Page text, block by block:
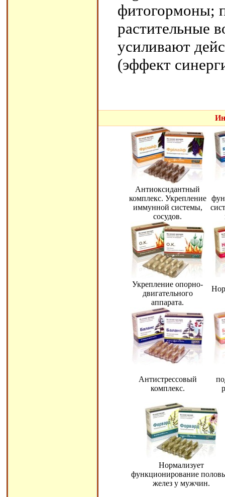
фитогормоны;
растительные
усиливают
(эффект
Антиоксидантный
комплекс. Укрепление
иммунной системы,
сосудов.
Укрепление опорно-
двигательного
аппарата.
Антистрессовый
комплекс.
Нормализует
функционирование
желез у мужчин.